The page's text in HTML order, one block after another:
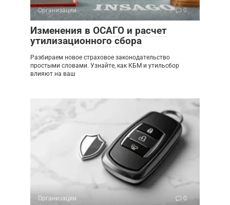
Организации 0
Изменения в ОСАГО и расчет
утилизационного сбора
Разбираем новое страховое законодательство
простыми словами. Узнайте, как КБМ и утильсбор
влияют на ваш
Организации 0